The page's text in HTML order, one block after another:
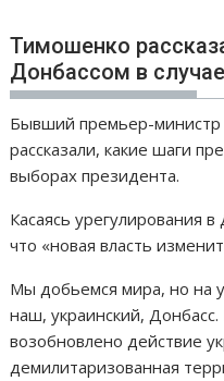
Тимошенко
Донбассом в
Бывший премьер-
рассказали, какие шаги
выборах президента.
Касаясь урегулирования
что «новая власть
Мы добьемся мира, но на
наш, украинский,
возобновлено действие
демилитаризованная